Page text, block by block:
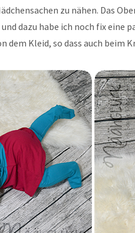
zu nähen. Das
dazu habe ich noch fix eine
dem Kleid, so dass auch beim